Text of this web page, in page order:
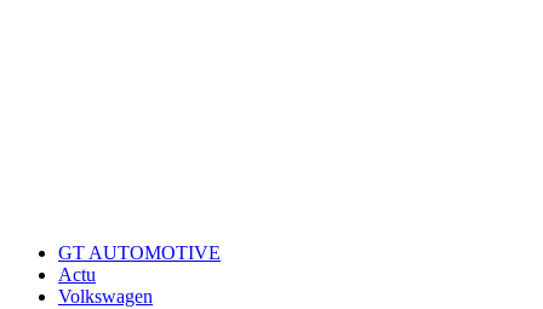
GT AUTOMOTIVE
Actu
Volkswagen